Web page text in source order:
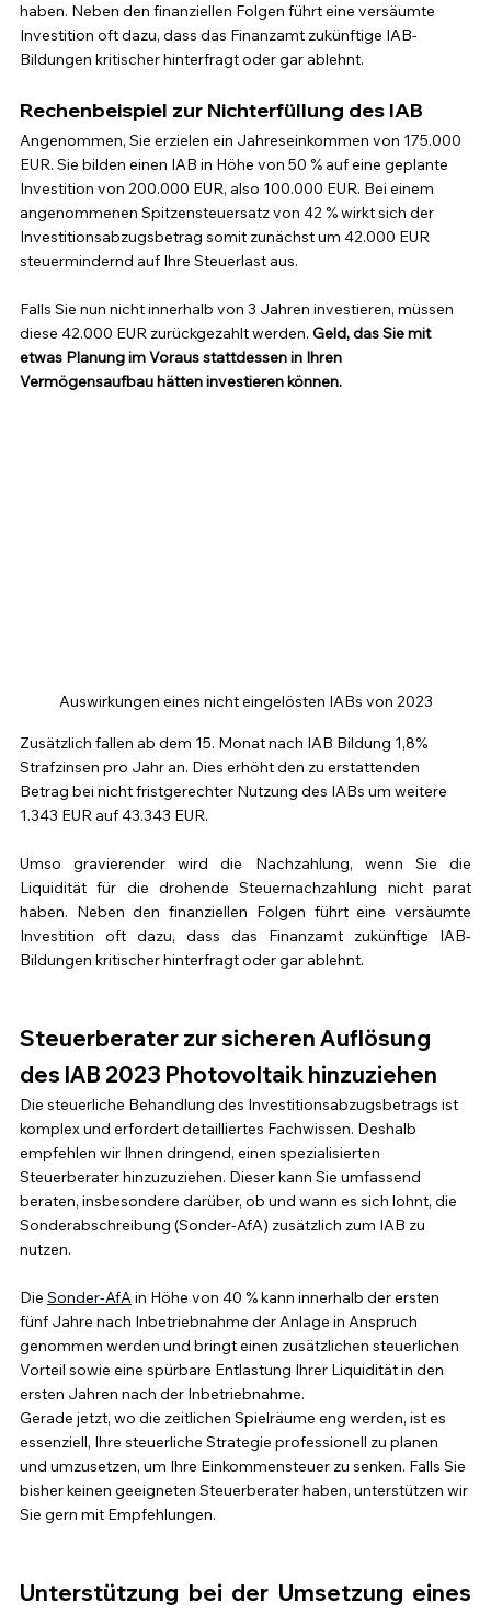
haben. Neben den finanziellen Folgen führt eine versäumte
Investition oft dazu, dass das Finanzamt zukünftige IAB-
Bildungen kritischer hinterfragt oder gar ablehnt.
Rechenbeispiel zur Nichterfüllung des IAB
Angenommen, Sie erzielen ein Jahreseinkommen von 175.000
EUR. Sie bilden einen IAB in Höhe von 50 % auf eine geplante
Investition von 200.000 EUR, also 100.000 EUR. Bei einem
angenommenen Spitzensteuersatz von 42 % wirkt sich der
Investitionsabzugsbetrag somit zunächst um 42.000 EUR
steuermindernd auf Ihre Steuerlast aus.
Falls Sie nun nicht innerhalb von 3 Jahren investieren, müssen
diese 42.000 EUR zurückgezahlt werden. Geld, das Sie mit
etwas Planung im Voraus stattdessen in Ihren
Vermögensaufbau hätten investieren können.
Auswirkungen eines nicht eingelösten IABs von 2023
Zusätzlich fallen ab dem 15. Monat nach IAB Bildung 1,8%
Strafzinsen pro Jahr an. Dies erhöht den zu erstattenden
Betrag bei nicht fristgerechter Nutzung des IABs um weitere
1.343 EUR auf 43.343 EUR.
Umso gravierender wird die Nachzahlung, wenn Sie die
Liquidität für die drohende Steuernachzahlung nicht parat
haben. Neben den finanziellen Folgen führt eine versäumte
Investition oft dazu, dass das Finanzamt zukünftige IAB-
Bildungen kritischer hinterfragt oder gar ablehnt.
Steuerberater zur sicheren Auflösung
des IAB 2023 Photovoltaik hinzuziehen
Die steuerliche Behandlung des Investitionsabzugsbetrags ist
komplex und erfordert detailliertes Fachwissen. Deshalb
empfehlen wir Ihnen dringend, einen spezialisierten
Steuerberater hinzuzuziehen. Dieser kann Sie umfassend
beraten, insbesondere darüber, ob und wann es sich lohnt, die
Sonderabschreibung (Sonder-AfA) zusätzlich zum IAB zu
nutzen.
Die Sonder-AfA in Höhe von 40 % kann innerhalb der ersten
fünf Jahre nach Inbetriebnahme der Anlage in Anspruch
genommen werden und bringt einen zusätzlichen steuerlichen
Vorteil sowie eine spürbare Entlastung Ihrer Liquidität in den
ersten Jahren nach der Inbetriebnahme.
Gerade jetzt, wo die zeitlichen Spielräume eng werden, ist es
essenziell, Ihre steuerliche Strategie professionell zu planen
und umzusetzen, um Ihre Einkommensteuer zu senken. Falls Sie
bisher keinen geeigneten Steuerberater haben, unterstützen wir
Sie gern mit Empfehlungen.
Unterstützung bei der Umsetzung eines